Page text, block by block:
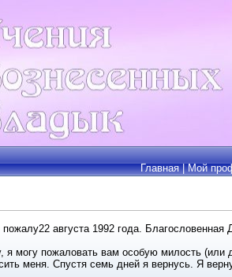
Главная|Мой